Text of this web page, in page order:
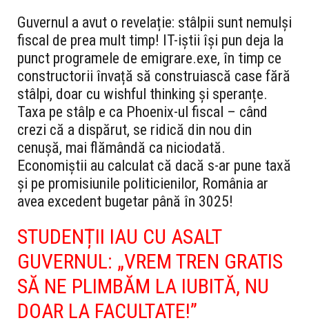
Guvernul a avut o revelație: stâlpii sunt nemulși
fiscal de prea mult timp! IT-iștii își pun deja la
punct programele de emigrare.exe, în timp ce
constructorii învață să construiască case fără
stâlpi, doar cu wishful thinking și speranțe.
Taxa pe stâlp e ca Phoenix-ul fiscal – când
crezi că a dispărut, se ridică din nou din
cenușă, mai flămândă ca niciodată.
Economiștii au calculat că dacă s-ar pune taxă
și pe promisiunile politicienilor, România ar
avea excedent bugetar până în 3025!
STUDENȚII IAU CU ASALT
GUVERNUL: „VREM TREN GRATIS
SĂ NE PLIMBĂM LA IUBITĂ, NU
DOAR LA FACULTATE!”